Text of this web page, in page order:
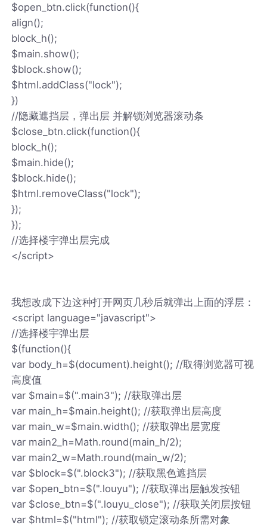
$open_btn.click(function(){
align();
block_h();
$main.show();
$block.show();
$html.addClass("lock");
})
//隐藏遮挡层，弹出层 并解锁浏览器滚动条
$close_btn.click(function(){
block_h();
$main.hide();
$block.hide();
$html.removeClass("lock");
});
});
//选择楼宇弹出层完成
</script>
我想改成下边这种打开网页几秒后就弹出上面的浮层：
<script language="javascript">
//选择楼宇弹出层
$(function(){
var body_h=$(document).height(); //取得浏览器可视
高度值
var $main=$(".main3"); //获取弹出层
var main_h=$main.height(); //获取弹出层高度
var main_w=$main.width(); //获取弹出层宽度
var main2_h=Math.round(main_h/2);
var main2_w=Math.round(main_w/2);
var $block=$(".block3"); //获取黑色遮挡层
var $open_btn=$(".louyu"); //获取弹出层触发按钮
var $close_btn=$(".louyu_close"); //获取关闭层按钮
var $html=$("html"); //获取锁定滚动条所需对象